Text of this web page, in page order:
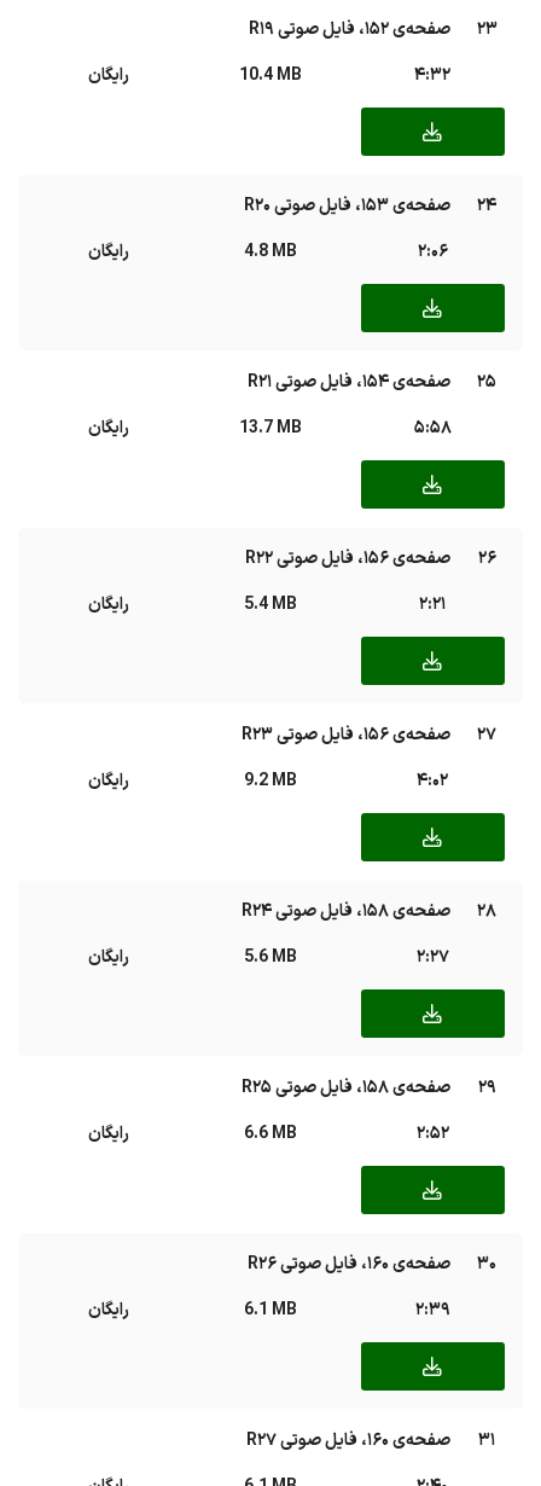
23
صفحه‌ی ۱۵۲، فایل صوتی R19
4:32
10.4 MB رایگان
24
صفحه‌ی ۱۵۳، فایل صوتی R20
2:06
4.8 MB رایگان
25
صفحه‌ی ۱۵۴، فایل صوتی R21
5:58
13.7 MB رایگان
26
صفحه‌ی ۱۵۶، فایل صوتی R22
2:21
5.4 MB رایگان
27
صفحه‌ی ۱۵۶، فایل صوتی R23
4:02
9.2 MB رایگان
28
صفحه‌ی ۱۵۸، فایل صوتی R24
2:27
5.6 MB رایگان
29
صفحه‌ی ۱۵۸، فایل صوتی R25
2:52
6.6 MB رایگان
30
صفحه‌ی ۱۶۰، فایل صوتی R26
2:39
6.1 MB رایگان
31
صفحه‌ی ۱۶۰، فایل صوتی R27